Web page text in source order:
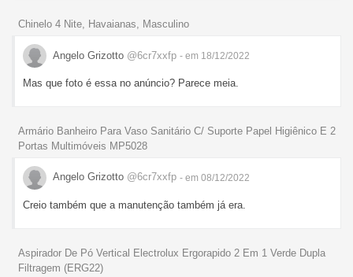
Chinelo 4 Nite, Havaianas, Masculino
Angelo Grizotto @6cr7xxfp - em 18/12/2022
Mas que foto é essa no anúncio? Parece meia.
Armário Banheiro Para Vaso Sanitário C/ Suporte Papel Higiênico E 2
Portas Multimóveis MP5028
Angelo Grizotto @6cr7xxfp - em 08/12/2022
Creio também que a manutenção também já era.
Aspirador De Pó Vertical Electrolux Ergorapido 2 Em 1 Verde Dupla
Filtragem (ERG22)